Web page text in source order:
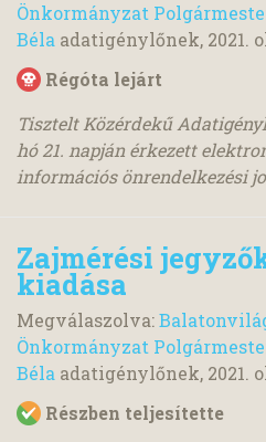
Önkormányzat
Béla adatigénylőnek, 2021.
Régóta lejárt
Tisztelt Közérdekű
hó 21. napján érkezett
információs önrendelkezési
Zajmérési
kiadása
Megválaszolva:
Önkormányzat
Béla adatigénylőnek, 2021.
Részben teljesítette